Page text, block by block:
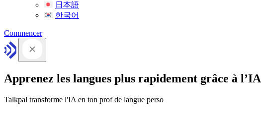
日本語
한국어
Commencer
Apprenez les langues plus rapidement grâce à l’IA
Talkpal transforme l'IA en ton prof de langue perso